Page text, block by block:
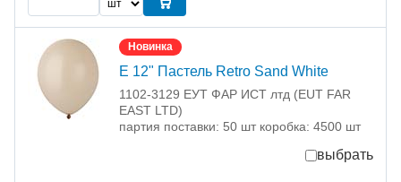
Новинка
Е 12" Пастель Retro Sand White
1102-3129 ЕУТ ФАР ИСТ лтд (EUT FAR
EAST LTD)
партия поставки: 50 шт коробка: 4500 шт
выбрать